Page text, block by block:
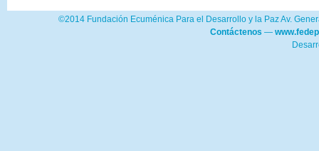
©2014 Fundación Ecuménica Para el Desarrollo y la Paz Av.
Contáctenos —